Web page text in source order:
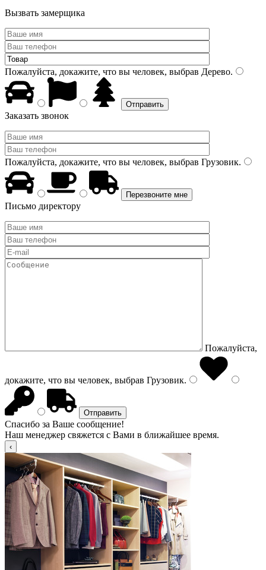
Вызвать замерщика
Пожалуйста, докажите, что вы человек, выбрав Дерево.
Заказать звонок
Пожалуйста, докажите, что вы человек, выбрав Грузовик.
Письмо директору
Пожалуйста,
докажите, что вы человек, выбрав Грузовик.
Спасибо за Ваше сообщение!
Наш менеджер свяжется с Вами в ближайшее время.